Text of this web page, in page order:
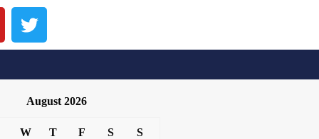
August 2026
W T F S S